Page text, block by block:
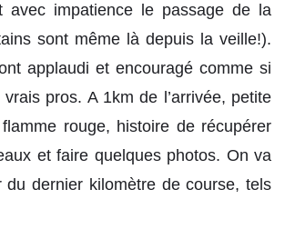
avec impatience le passage de la
sont même là depuis la veille!).
applaudi et encouragé comme si
pros. A 1km de l’arrivée, petite
rouge, histoire de récupérer
et faire quelques photos. On va
du dernier kilomètre de course, tels